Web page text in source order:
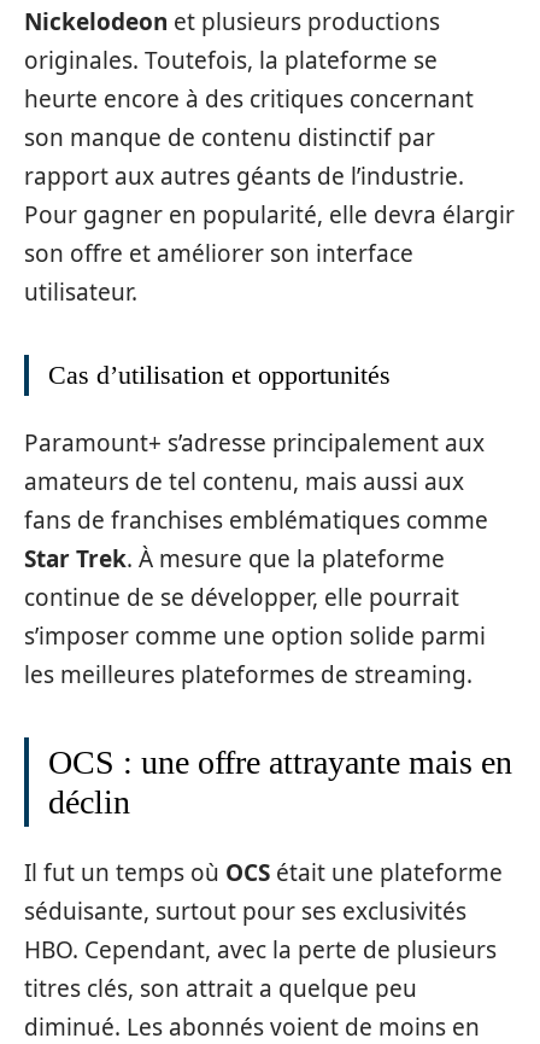
Nickelodeon et plusieurs productions
originales. Toutefois, la plateforme se
heurte encore à des critiques concernant
son manque de contenu distinctif par
rapport aux autres géants de l’industrie.
Pour gagner en popularité, elle devra élargir
son offre et améliorer son interface
utilisateur.
Cas d’utilisation et opportunités
Paramount+ s’adresse principalement aux
amateurs de tel contenu, mais aussi aux
fans de franchises emblématiques comme
Star Trek. À mesure que la plateforme
continue de se développer, elle pourrait
s’imposer comme une option solide parmi
les meilleures plateformes de streaming.
OCS : une offre attrayante mais en
déclin
Il fut un temps où OCS était une plateforme
séduisante, surtout pour ses exclusivités
HBO. Cependant, avec la perte de plusieurs
titres clés, son attrait a quelque peu
diminué. Les abonnés voient de moins en